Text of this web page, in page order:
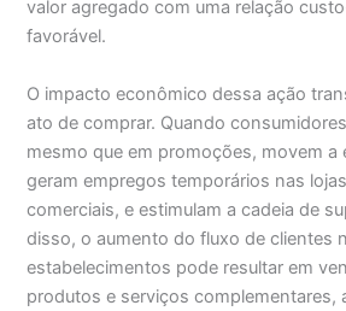
valor agregado com uma relação
favorável.
O impacto econômico dessa ação
ato de comprar. Quando
mesmo que em promoções, movem a
geram empregos temporários nas
comerciais, e estimulam a cadeia de
disso, o aumento do fluxo de clientes
estabelecimentos pode resultar em
produtos e serviços complementares,